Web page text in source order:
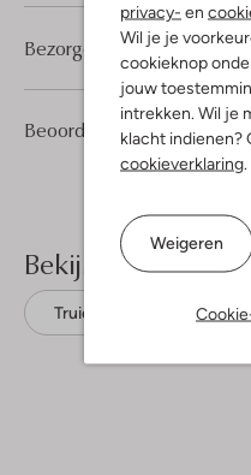
privacy- en
Wil je je
cookieknop
jouw
intrekken. Wil je
klacht indienen?
cookieverklaring
Weigeren
Beoordelingen (1) 1
4
Bezorgen & retourneren
Bekijk meer
Truien Circle Of